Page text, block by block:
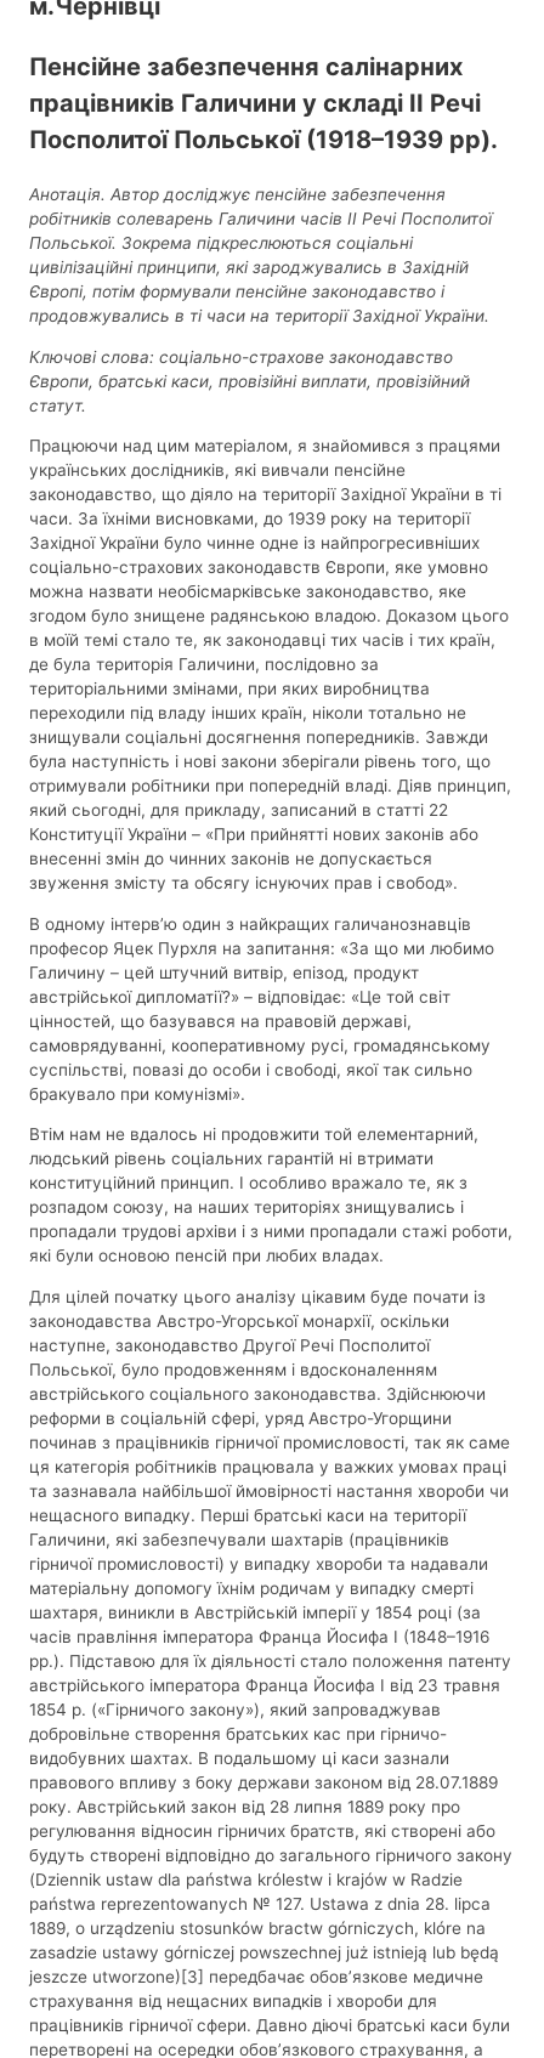
м.Чернівці
Пенсійне забезпечення салінарних
працівників Галичини у складі ІІ Речі
Посполитої Польської (1918–1939 рр).
Анотація. Автор досліджує пенсійне забезпечення
робітників солеварень Галичини часів ІІ Речі Посполитої
Польської. Зокрема підкреслюються соціальні
цивілізаційні принципи, які зароджувались в Західній
Європі, потім формували пенсійне законодавство і
продовжувались в ті часи на території Західної України.
Ключові слова: соціально-страхове законодавство
Європи, братські каси, провізійні виплати, провізійний
статут.
Працюючи над цим матеріалом, я знайомився з працями
українських дослідників, які вивчали пенсійне
законодавство, що діяло на території Західної України в ті
часи. За їхніми висновками, до 1939 року на території
Західної України було чинне одне із найпрогресивніших
соціально-страхових законодавств Європи, яке умовно
можна назвати необісмарківське законодавство, яке
згодом було знищене радянською владою. Доказом цього
в моїй темі стало те, як законодавці тих часів і тих країн,
де була територія Галичини, послідовно за
територіальними змінами, при яких виробництва
переходили під владу інших країн, ніколи тотально не
знищували соціальні досягнення попередників. Завжди
була наступність і нові закони зберігали рівень того, що
отримували робітники при попередній владі. Діяв принцип,
який сьогодні, для прикладу, записаний в статті 22
Конституції України – «При прийнятті нових законів або
внесенні змін до чинних законів не допускається
звуження змісту та обсягу існуючих прав і свобод».
В одному інтерв’ю один з найкращих галичанознавців
професор Яцек Пурхля на запитання: «За що ми любимо
Галичину – цей штучний витвір, епізод, продукт
австрійської дипломатії?» – відповідає: «Це той світ
цінностей, що базувався на правовій державі,
самоврядуванні, кооперативному русі, громадянському
суспільстві, повазі до особи і свободі, якої так сильно
бракувало при комунізмі».
Втім нам не вдалось ні продовжити той елементарний,
людський рівень соціальних гарантій ні втримати
конституційний принцип. І особливо вражало те, як з
розпадом союзу, на наших територіях знищувались і
пропадали трудові архіви і з ними пропадали стажі роботи,
які були основою пенсій при любих владах.
Для цілей початку цього аналізу цікавим буде почати із
законодавства Австро-Угорської монархії, оскільки
наступне, законодавство Другої Речі Посполитої
Польської, було продовженням і вдосконаленням
австрійського соціального законодавства. Здійснюючи
реформи в соціальній сфері, уряд Австро-Угорщини
починав з працівників гірничої промисловості, так як саме
ця категорія робітників працювала у важких умовах праці
та зазнавала найбільшої ймовірності настання хвороби чи
нещасного випадку. Перші братські каси на території
Галичини, які забезпечували шахтарів (працівників
гірничої промисловості) у випадку хвороби та надавали
матеріальну допомогу їхнім родичам у випадку смерті
шахтаря, виникли в Австрійській імперії у 1854 році (за
часів правління імператора Франца Йосифа І (1848–1916
рр.). Підставою для їх діяльності стало положення патенту
австрійського імператора Франца Йосифа І від 23 травня
1854 р. («Гірничого закону»), який запроваджував
добровільне створення братських кас при гірничо-
видобувних шахтах. В подальшому ці каси зазнали
правового впливу з боку держави законом від 28.07.1889
року. Австрійський закон від 28 липня 1889 року про
регулювання відносин гірничих братств, які створені або
будуть створені відповідно до загального гірничого закону
(Dziennik ustaw dla państwa królestw i krajów w Radzie
państwa reprezentowanych № 127. Ustawa z dnia 28. lipca
1889, o urządzeniu stosunków bractw górniczych, klóre na
zasadzie ustawy górniczej powszechnej już istnieją lub będą
jeszcze utworzone)[3] передбачає обов’язкове медичне
страхування від нещасних випадків і хвороби для
працівників гірничої сфери. Давно діючі братські каси були
перетворені на осередки обов’язкового страхування, а